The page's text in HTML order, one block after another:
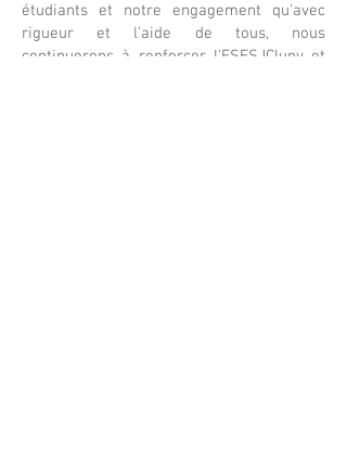
étudiants et notre engagement qu'avec
rigueur et l'aide de tous, nous
continuerons à renforcer l'ESESJCluny et